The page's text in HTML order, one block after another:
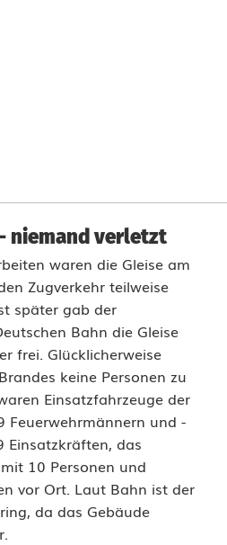
niemand verletzt
waren die Gleise am
Zugverkehr teilweise
später gab der
Bahn die Gleise
frei. Glücklicherweise
keine Personen zu
Einsatzfahrzeuge der
Feuerwehrmännern und -
Einsatzkräften, das
10 Personen und
vor Ort. Laut Bahn ist der
da das Gebäude